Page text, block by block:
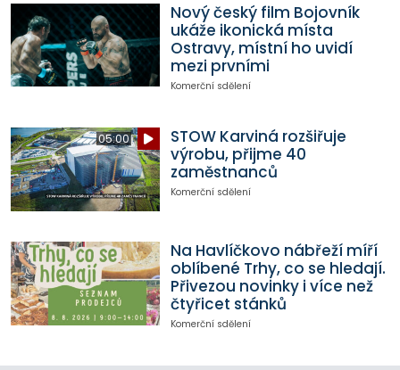
Nový český film Bojovník
ukáže ikonická místa
Ostravy, místní ho uvidí
mezi prvními
Komerční sdělení
05:00
STOW Karviná rozšiřuje
výrobu, přijme 40
zaměstnanců
Komerční sdělení
Na Havlíčkovo nábřeží míří
oblíbené Trhy, co se hledají.
Přivezou novinky i více než
čtyřicet stánků
Komerční sdělení